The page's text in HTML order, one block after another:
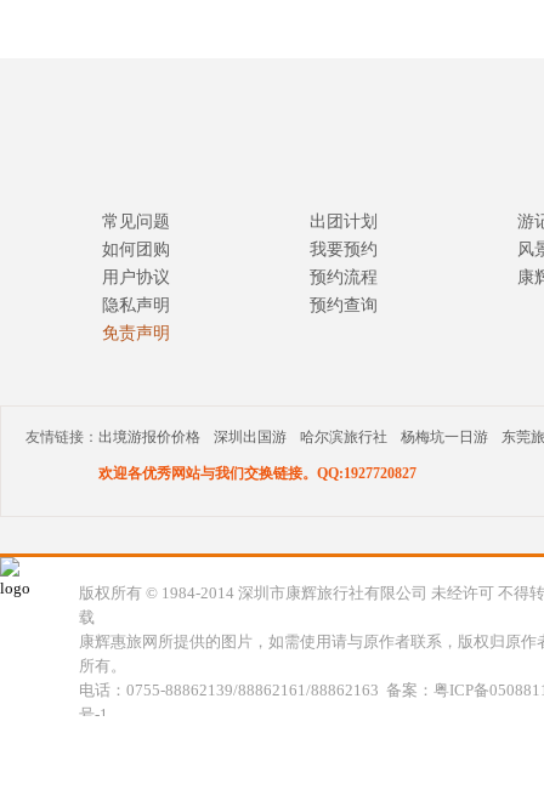
常见问题
如何团购
用户协议
隐私声明
免责声明
出团计划
我要预约
预约流程
预约查询
游
风
康
友情链接： 出境游报价价格 深圳出国游 哈尔滨旅行社 杨梅坑一日游 东莞
欢迎各优秀网站与我们交换链接。QQ:1927720827
版权所有 © 1984-2014 深圳市康辉旅行社有限公司 未经许可 不得转
载
康辉惠旅网所提供的图片，如需使用请与原作者联系，版权归原作
所有。
电话：0755-88862139/88862161/88862163 备案：粤ICP备
号-1